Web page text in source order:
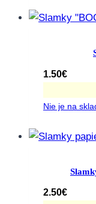
1.50€
Nie je na
2.50€